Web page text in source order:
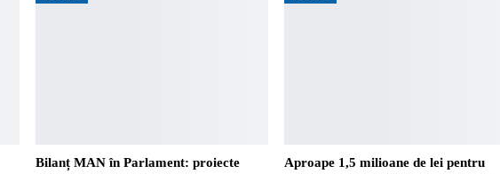
Bilanț MAN în Parlament: proiecte
Aproape 1,5 milioane de lei pentru